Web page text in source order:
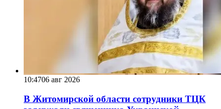
10:4706 авг 2026
В Житомирской области сотрудники ТЦК